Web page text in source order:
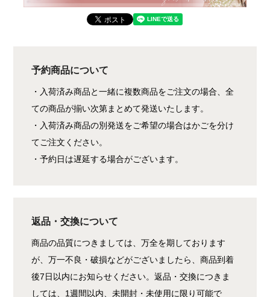
予約商品について
・入荷済み商品と一緒に複数商品をご注文の場合、全
ての商品が揃い次第まとめて発送いたします。
・入荷済み商品の別発送をご希望の場合はかごを分け
てご注文ください。
・予約日は遅延する場合がございます。
返品・交換について
商品の品質につきましては、万全を期しております
が、万一不良・破損などがございましたら、商品到着
後7日以内にお知らせください。返品・交換につきま
しては、1週間以内、未開封・未使用に限り可能で